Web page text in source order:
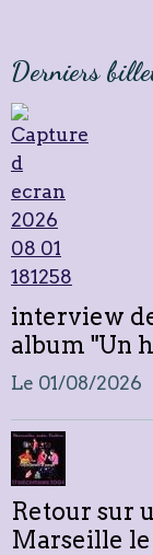
Derniers
interview
album "Un
Le 01/08/2026
Retour sur
Marseille le